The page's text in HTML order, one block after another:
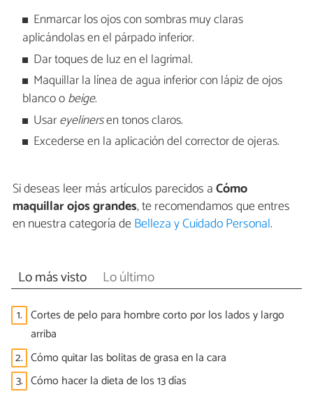
Enmarcar los ojos con sombras muy claras
aplicándolas en el párpado inferior.
Dar toques de luz en el lagrimal.
Maquillar la línea de agua inferior con lápiz de ojos
blanco obeige.
Usareyelinersen tonos claros.
Excederse en la aplicación del corrector de ojeras.
Si deseas leer más artículos parecidos aCómo
maquillar ojos grandes, te recomendamos que entres
en nuestra categoría deBelleza y Cuidado Personal.
Lo más visto Lo último
1. Cortes de pelo para hombre corto por los lados y largo
arriba
2. Cómo quitar las bolitas de grasa en la cara
3. Cómo hacer la dieta de los 13 días